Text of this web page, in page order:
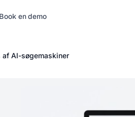
til AI
over hvordan
Book en demo
AI-søgemaskiner